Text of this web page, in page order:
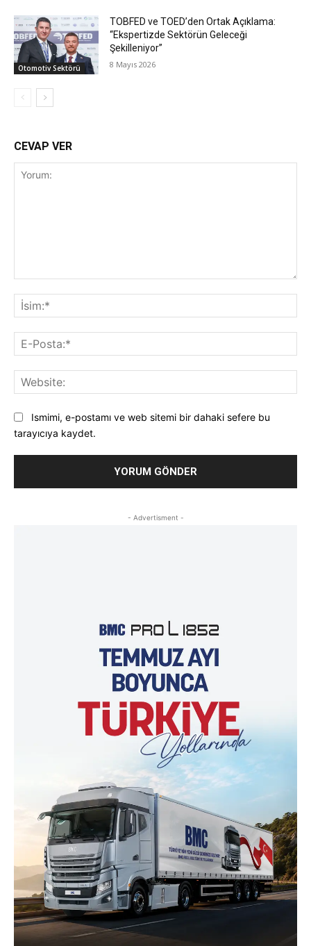
Otomotiv Sektörü
TOBFED ve TOED’den Ortak Açıklama:
“Ekspertizde Sektörün Geleceği
Şekilleniyor”
8 Mayıs 2026
CEVAP VER
Ismimi, e-postamı ve web sitemi bir dahaki sefere bu
tarayıcıya kaydet.
- Advertisment -